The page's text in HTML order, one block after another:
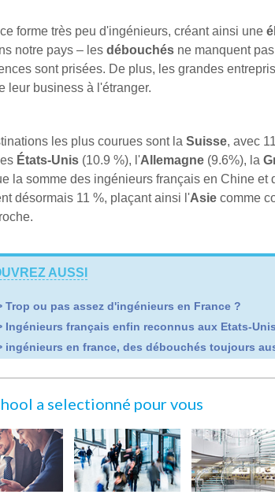
forme très peu d'ingénieurs, créant ainsi une
notre pays – lesdébouchés ne manquent
sont prisées. De plus, les grandes
leur business à l'étranger.
les plus courues sont laSuisse, avec
États-Unis (10.9 %), l'Allemagne (9.6%), la
la somme des ingénieurs français en Chine et
désormais 11 %, plaçant ainsi l'Asiecomme
AUSSI
Trop ou pas assez d'ingénieurs en France ?
Ingénieurs français enfin reconnus aux Etats-Unis
ingénieurs en france, des débouchés toujours
a selectionné pour vous